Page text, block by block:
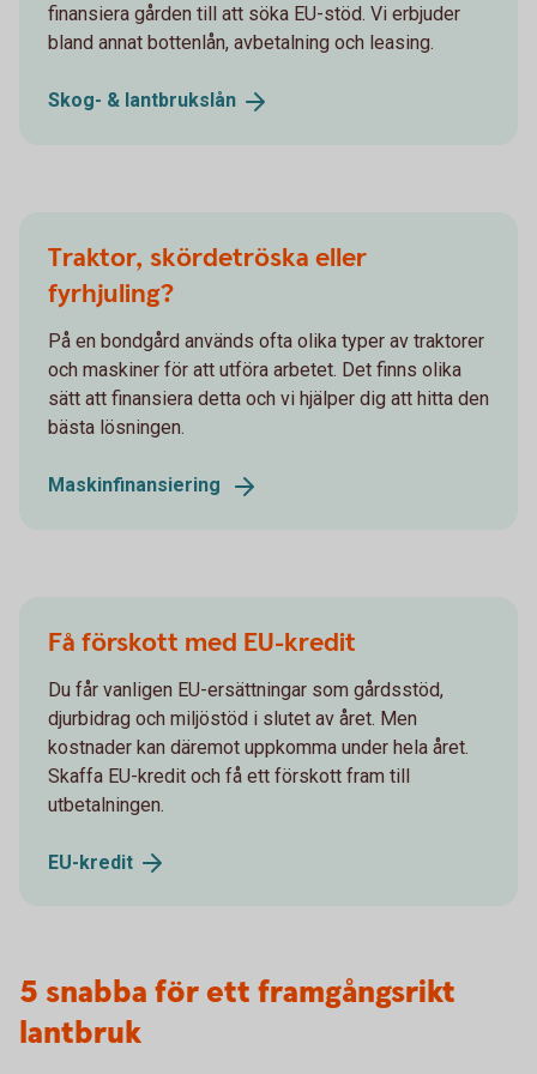
finansiera gården till att söka EU-stöd. Vi erbjuder
bland annat bottenlån, avbetalning och leasing.
Skog- & lantbrukslån
Traktor, skördetröska eller
fyrhjuling?
På en bondgård används ofta olika typer av traktorer
och maskiner för att utföra arbetet. Det finns olika
sätt att finansiera detta och vi hjälper dig att hitta den
bästa lösningen.
Maskinfinansiering
Få förskott med EU-kredit
Du får vanligen EU-ersättningar som gårdsstöd,
djurbidrag och miljöstöd i slutet av året. Men
kostnader kan däremot uppkomma under hela året.
Skaffa EU-kredit och få ett förskott fram till
utbetalningen.
EU-kredit
5 snabba för ett framgångsrikt
lantbruk